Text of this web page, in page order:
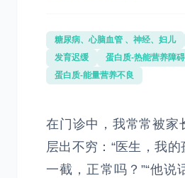
糖尿病、心脑血管 、神经、妇儿
发育迟缓
蛋白质-热能营养障碍
蛋白质-能量营养不良
在门诊中，我常常被家
层出不穷：“医生，我
一截，正常吗？”“他说